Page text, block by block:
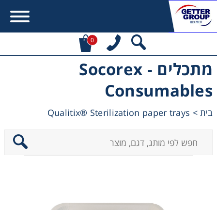
0
מתכלים - Socorex
Consumables
בית>
Qualitix® Sterilization paper trays
Contact form not found.